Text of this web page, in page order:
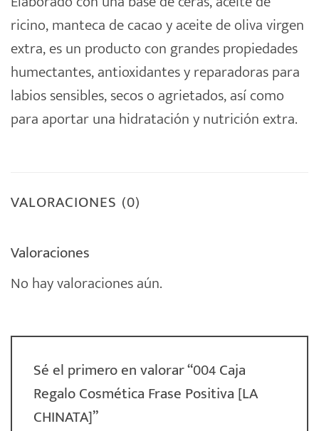
ricino, manteca de cacao y aceite de oliva virgen
extra, es un producto con grandes propiedades
humectantes, antioxidantes y reparadoras para
labios sensibles, secos o agrietados, así como
para aportar una hidratación y nutrición extra.
VALORACIONES (0)
Valoraciones
No hay valoraciones aún.
Sé el primero en valorar “004 Caja
Regalo Cosmética Frase Positiva [LA
CHINATA]”